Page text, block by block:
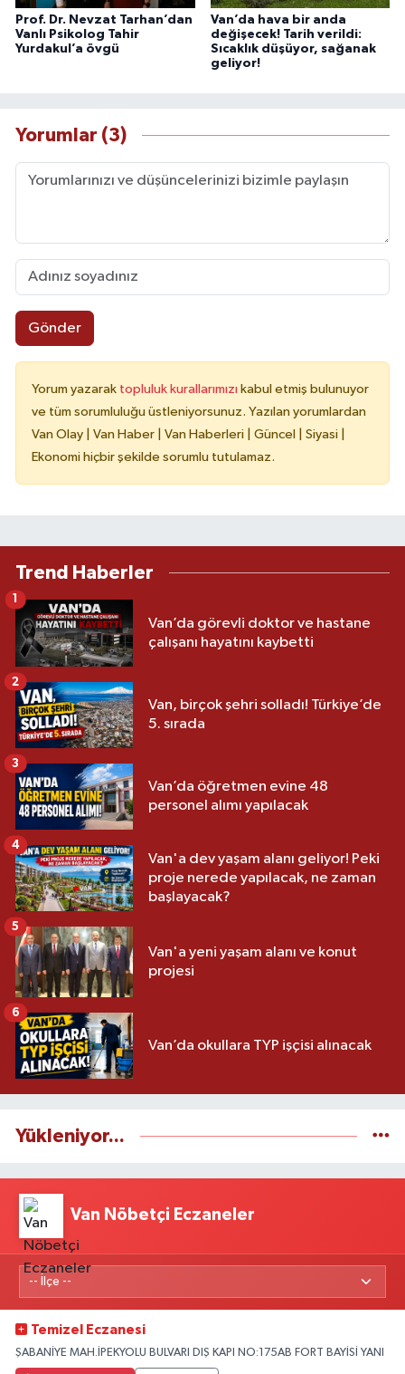
Prof. Dr. Nevzat Tarhan’dan
Vanlı Psikolog Tahir
Yurdakul’a övgü
Van’da hava bir anda
değişecek! Tarih verildi:
Sıcaklık düşüyor, sağanak
geliyor!
Yorumlar (3)
Gönder
Yorum yazarak topluluk kurallarımızı kabul etmiş bulunuyor
ve tüm sorumluluğu üstleniyorsunuz. Yazılan yorumlardan
Van Olay | Van Haber | Van Haberleri | Güncel | Siyasi |
Ekonomi hiçbir şekilde sorumlu tutulamaz.
Trend Haberler
Van’da görevli doktor ve hastane
çalışanı hayatını kaybetti
Van, birçok şehri solladı! Türkiye’de
5. sırada
2
Van’da öğretmen evine 48
personel alımı yapılacak
3
Van'a dev yaşam alanı geliyor! Peki
proje nerede yapılacak, ne zaman
başlayacak?
4
Van'a yeni yaşam alanı ve konut
projesi
5
Van’da okullara TYP işçisi alınacak
6
Yükleniyor...
Van Nöbetçi Eczaneler
Temizel Eczanesi
ŞABANİYE MAH.İPEKYOLU BULVARI DIŞ KAPI NO:175AB FORT BAYİSİ YANI